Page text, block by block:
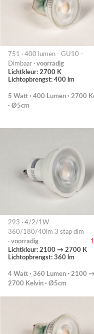
751 · 400 lumen - GU10 -
Dimbaar · voorradig
Lichtkleur: 2700 K
Lichtopbrengst: 400 lm
5 Watt · 400 Lumen · 2700
· Ø5cm
293 · 4/2/1W
360/180/40lm 3 stap dim
· voorradig
Lichtkleur: 2100 → 2700 K
Lichtopbrengst: 360 lm
4 Watt · 360 Lumen · 2100 →
2700 Kelvin · Ø5cm